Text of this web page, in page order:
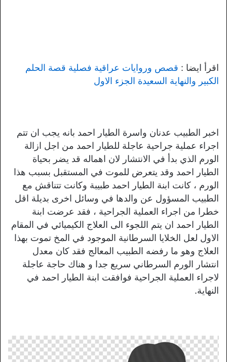
اقرأ ايضا : قصص وروايات عراقية فصلية قصة الحلم
الكبير والنهاية السعيدة الجزء الاول
اخبر الطبيب عدنان واسرة الطيار احمد بانه يجب ان تتم
اجراء عملية جراحية عاجلة للطيار احمد من اجل ازالة
الورم الذي بدأ في الانتشار لان اهماله قد يضر بحياة
الطيار احمد وقد يتعرض للموت في المستقبل بسبب هذا
الورم ، كانت ابنة الطيار احمد طبيبة وكانت تتناقش مع
الطبيب المسؤول عن والدها في وسائل اخرى بديلة اقل
خطرا من اجراء العملية الجراحية ، فقد عرضت ابنة
الطيار احمد ان يتم اللجوء الى العلاج الكيميائي في المقام
الاول لعل الخلايا السرطانية الموجود في المخ تموت بهذا
العلاج وهو ما رفضه الطبيب المعالج فقد كان معدل
انتشار الورم السرطاني سريع جدا و هناك حاجة عاجلة
لاجراء العملية الجراحية فوافقت ابنة الطيار احمد في
النهاية.